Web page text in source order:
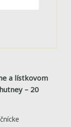
a lístkovom
– 20